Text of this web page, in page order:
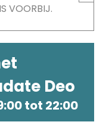
VOORBIJ.
Deo
tot 22:00